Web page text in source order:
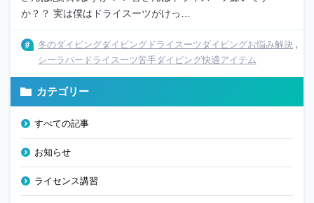
か？？ 実は僕はドライスーツがけっ…
冬のダイビングダイビングドライスーツ ダイビングお悩み解決
シーラバー ドライスーツ苦手ダイビング快適アイテム
カテゴリー
すべての記事
お知らせ
ライセンス講習